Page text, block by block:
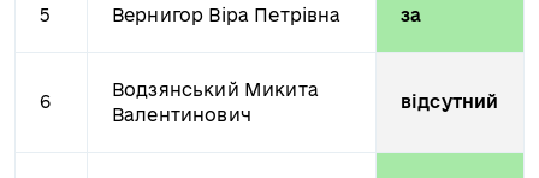
5 Вернигор Віра Петрівна за
6
Водзянський Микита
Валентинович
відсутний